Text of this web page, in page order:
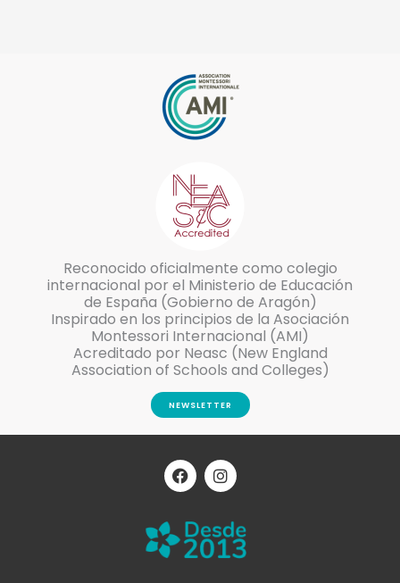
Reconocido oficialmente como colegio
internacional por el Ministerio de Educación
de España (Gobierno de Aragón)
Inspirado en los principios de la Asociación
Montessori Internacional (AMI)
Acreditado por Neasc (New England
Association of Schools and Colleges)
NEWSLETTER
F
a
c
b
o
o
I
n
s
a
g
r